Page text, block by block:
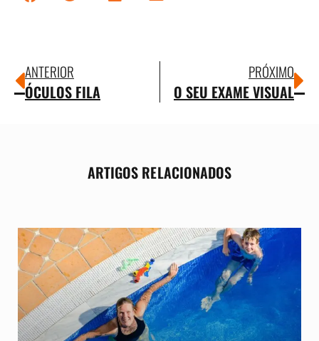
ANTERIOR
ÓCULOS FILA
PRÓXIMO
O SEU EXAME VISUAL
ARTIGOS RELACIONADOS